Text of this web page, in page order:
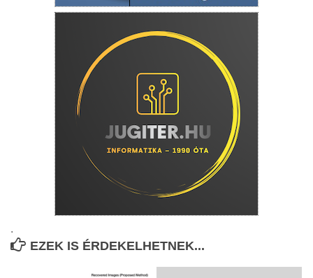
.
EZEK IS ÉRDEKELHETNEK...